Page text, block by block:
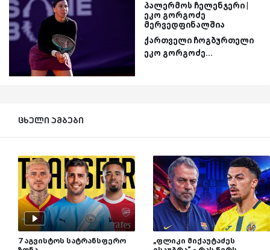
პალერმოს ჩელენჯერი |
ეკო გორგოძე
მერვედფინალშია
ქართველი ჩოგბურთელი
ეკო გორგოძე...
ცხელი ამბები
7 აგვისტოს სატრანსფერო
„ფლიკი მიქაუტაძეს